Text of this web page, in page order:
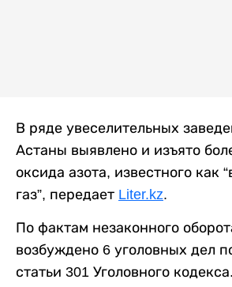
В ряде увеселительных
Астаны выявлено и изъято
оксида азота, известного как
газ”, передает Liter.kz.
По фактам незаконного
возбуждено 6 уголовных дел
статьи 301 Уголовного кодекса.